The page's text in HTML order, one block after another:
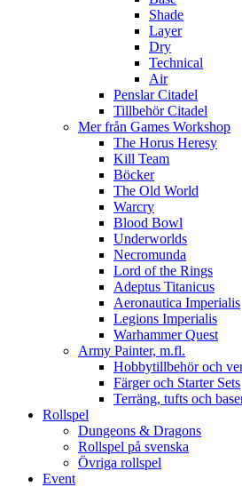
Shade
Layer
Dry
Technical
Air
Penslar Citadel
Tillbehör Citadel
Mer från Games Workshop
The Horus Heresy
Kill Team
Böcker
The Old World
Warcry
Blood Bowl
Underworlds
Necromunda
Lord of the Rings
Adeptus Titanicus
Aeronautica Imperialis
Legions Imperialis
Warhammer Quest
Army Painter, m.fl.
Hobbytillbehör och
Färger och Starter Sets
Terräng, tufts och
Rollspel
Dungeons & Dragons
Rollspel på svenska
Övriga rollspel
Event